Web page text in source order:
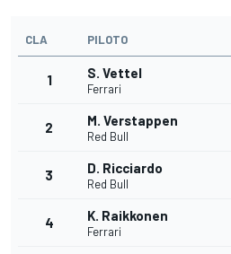
CLA PILOTO
1 S. Vettel
Ferrari
2 M. Verstappen
Red Bull
3 D. Ricciardo
Red Bull
4 K. Raikkonen
Ferrari